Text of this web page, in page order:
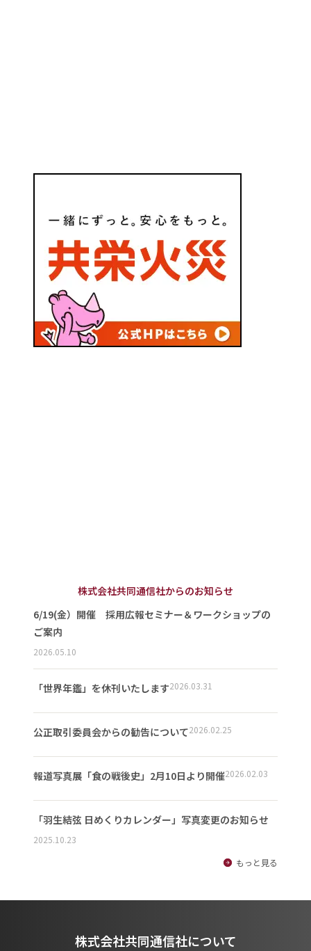
株式会社共同通信社からのお知らせ
6/19(金）開催 採用広報セミナー＆ワークショップの
ご案内
2026.05.10
「世界年鑑」を休刊いたします2026.03.31
公正取引委員会からの勧告について2026.02.25
報道写真展「食の戦後史」2月10日より開催2026.02.03
「羽生結弦 日めくりカレンダー」写真変更のお知らせ
2025.10.23
もっと見る
株式会社共同通信社について